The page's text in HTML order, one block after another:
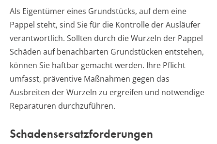
Als Eigentümer eines Grundstücks, auf dem eine
Pappel steht, sind Sie für die Kontrolle der Ausläufer
verantwortlich. Sollten durch die Wurzeln der Pappel
Schäden auf benachbarten Grundstücken entstehen,
können Sie haftbar gemacht werden. Ihre Pflicht
umfasst, präventive Maßnahmen gegen das
Ausbreiten der Wurzeln zu ergreifen und notwendige
Reparaturen durchzuführen.
Schadensersatzforderungen